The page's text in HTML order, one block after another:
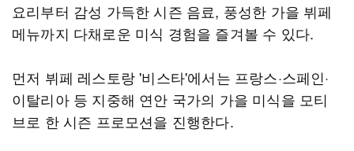
요리부터 감성 가득한 시즌 음료, 풍성한 가을 뷔페
메뉴까지 다채로운 미식 경험을 즐겨볼 수 있다.
먼저 뷔페 레스토랑 '비스타'에서는 프랑스·스페인·
이탈리아 등 지중해 연안 국가의 가을 미식을 모티
브로 한 시즌 프로모션을 진행한다.